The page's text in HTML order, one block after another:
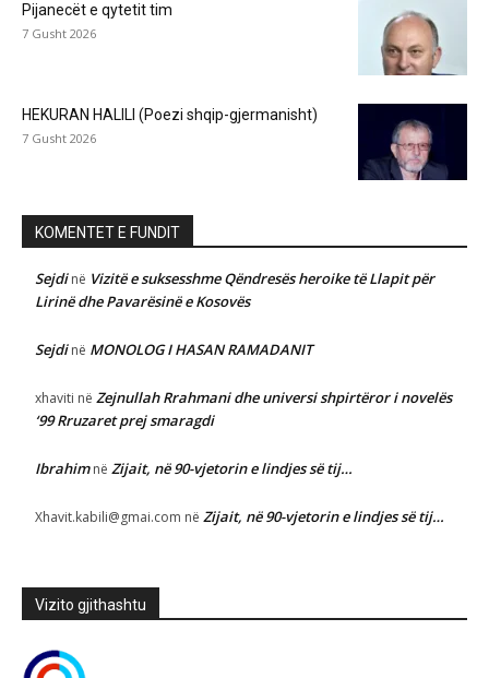
Pijanecët e qytetit tim
7 Gusht 2026
HEKURAN HALILI (Poezi shqip-gjermanisht)
7 Gusht 2026
KOMENTET E FUNDIT
Sejdinë Vizitë e suksesshme Qëndresës heroike të Llapit për
Lirinë dhe Pavarësinë e Kosovës
Sejdinë MONOLOG I HASAN RAMADANIT
xhaviti në Zejnullah Rrahmani dhe universi shpirtëror i novelës
‘99 Rruzaret prej smaragdi
Ibrahimnë Zijait, në 90-vjetorin e lindjes së tij…
Xhavit.kabili@gmai.com në Zijait, në 90-vjetorin e lindjes së tij…
Vizito gjithashtu